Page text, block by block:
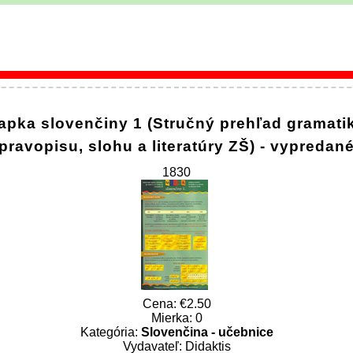
slovenčiny 1 (Stručný prehľad
slohu a literatúry ZŠ) -
1830
Cena:
2.50
Mierka: 0
Kategória: Slovenčina - učebnice
Vydavateľ: Didaktis